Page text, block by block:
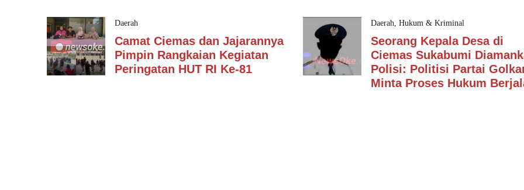
Daerah
Camat Ciemas dan Jajarannya
Pimpin Rangkaian Kegiatan
Peringatan HUT RI Ke-81
Daerah Hukum & Kriminal
Seorang Kepala Desa di
Ciemas Sukabumi
Polisi: Politisi Partai
Minta Proses Hukum